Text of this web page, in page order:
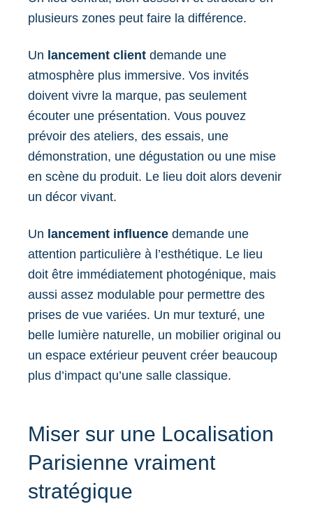
plusieurs zones peut faire la différence.
Un lancement client demande une
atmosphère plus immersive. Vos invités
doivent vivre la marque, pas seulement
écouter une présentation. Vous pouvez
prévoir des ateliers, des essais, une
démonstration, une dégustation ou une mise
en scène du produit. Le lieu doit alors devenir
un décor vivant.
Un lancement influence demande une
attention particulière à l’esthétique. Le lieu
doit être immédiatement photogénique, mais
aussi assez modulable pour permettre des
prises de vue variées. Un mur texturé, une
belle lumière naturelle, un mobilier original ou
un espace extérieur peuvent créer beaucoup
plus d’impact qu’une salle classique.
Miser sur une Localisation
Parisienne vraiment
stratégique